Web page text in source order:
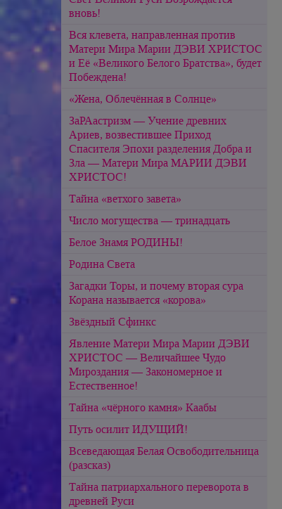
вновь!
Вся клевета, направленная против
Матери Мира Марии ДЭВИ ХРИСТОС
и Её «Великого Белого Братства», будет
Побеждена!
«Жена, Облечённая в Солнце»
ЗаРАастризм — Учение древних
Ариев, возвестившее Приход
Спасителя Эпохи разделения Добра и
Зла — Матери Мира МАРИИ ДЭВИ
ХРИСТОС!
Тайна «ветхого завета»
Число могущества — тринадцать
Белое Знамя РОДИНЫ!
Родина Света
Загадки Торы, и почему вторая сура
Корана называется «корова»
Звёздный Сфинкс
Явление Матери Мира Марии ДЭВИ
ХРИСТОС — Величайшее Чудо
Мироздания — Закономерное и
Естественное!
Тайна «чёрного камня» Каабы
Путь осилит ИДУЩИЙ!
Всеведающая Белая Освободительница
(разсказ)
Тайна патриархального переворота в
древней Руси